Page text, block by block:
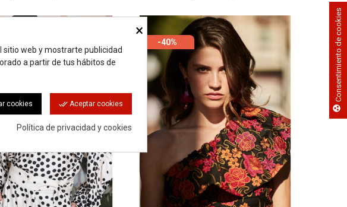
-40%
×
sitio web y mostrarte publicidad
a partir de tus hábitos de
done_all Aceptar cookies
cookies
Política de privacidad y cookies
group_work
Consentimiento de cookies